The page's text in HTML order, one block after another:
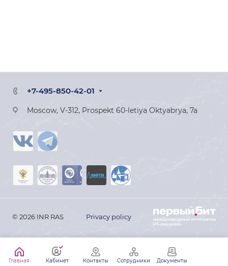
+7-495-850-42-01
Moscow, V-312, Prospekt 60-letiya Oktyabrya, 7a
© 2026 INR RAS Privacy policy
Главная Кабинет Контакты Сотрудники Документы